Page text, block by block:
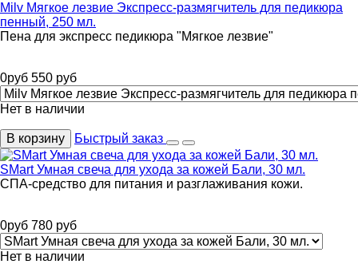
Milv Мягкое лезвие Экспресс-размягчитель для педикюра
пенный, 250 мл.
Пена для экспресс педикюра "Мягкое лезвие"
0руб 550 руб
Нет в наличии
В корзину Быстрый заказ
SMart Умная свеча для ухода за кожей Бали, 30 мл.
СПА-средство для питания и разглаживания кожи.
0руб 780 руб
Нет в наличии